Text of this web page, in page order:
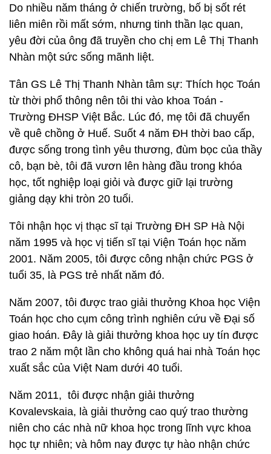
Do nhiều năm tháng ở chiến trường, bố bị sốt rét
liên miên rồi mất sớm, nhưng tinh thần lạc quan,
yêu đời của ông đã truyền cho chị em Lê Thị Thanh
Nhàn một sức sống mãnh liệt.
Tân GS Lê Thị Thanh Nhàn tâm sự: Thích học Toán
từ thời phổ thông nên tôi thi vào khoa Toán -
Trường ĐHSP Việt Bắc. Lúc đó, mẹ tôi đã chuyển
về quê chồng ở Huế. Suốt 4 năm ĐH thời bao cấp,
được sống trong tình yêu thương, đùm bọc của thầy
cô, bạn bè, tôi đã vươn lên hàng đầu trong khóa
học, tốt nghiệp loại giỏi và được giữ lại trường
giảng dạy khi tròn 20 tuổi.
Tôi nhận học vị thạc sĩ tại Trường ĐH SP Hà Nội
năm 1995 và học vị tiến sĩ tại Viện Toán học năm
2001. Năm 2005, tôi được công nhận chức PGS ở
tuổi 35, là PGS trẻ nhất năm đó.
Năm 2007, tôi được trao giải thưởng Khoa học Viện
Toán học cho cụm công trình nghiên cứu về Đại số
giao hoán. Đây là giải thưởng khoa học uy tín được
trao 2 năm một lần cho không quá hai nhà Toán học
xuất sắc của Việt Nam dưới 40 tuổi.
Năm 2011, tôi được nhận giải thưởng
Kovalevskaia, là giải thưởng cao quý trao thường
niên cho các nhà nữ khoa học trong lĩnh vực khoa
học tự nhiên; và hôm nay được tự hào nhận chức